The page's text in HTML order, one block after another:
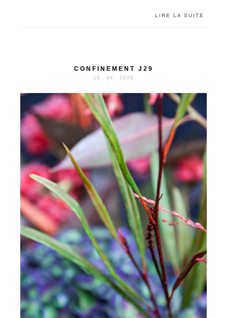
LIRE LA SUITE
CONFINEMENT J29
14 . 04 . 2020